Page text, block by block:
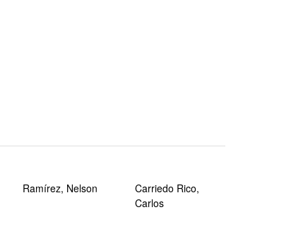
Ramírez, Nelson
Carriedo Rico,
Carlos